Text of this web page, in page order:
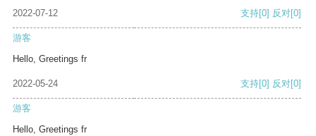
2022-07-12 支持[0] 反对[0]
游客
Hello, Greetings fr
2022-05-24 支持[0] 反对[0]
游客
Hello, Greetings fr